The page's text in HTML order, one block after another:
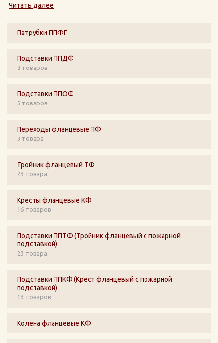
Читать далее
Патрубки ППФГ
Подставки ППДФ
8 товаров
Подставки ППОФ
5 товаров
Переходы фланцевые ПФ
3 товара
Тройник фланцевый ТФ
23 товара
Кресты фланцевые КФ
16 товаров
Подставки ППТФ (Тройник фланцевый с пожарной
подставкой)
23 товара
Подставки ППКФ (Крест фланцевый с пожарной
подставкой)
13 товаров
Колена фланцевые КФ